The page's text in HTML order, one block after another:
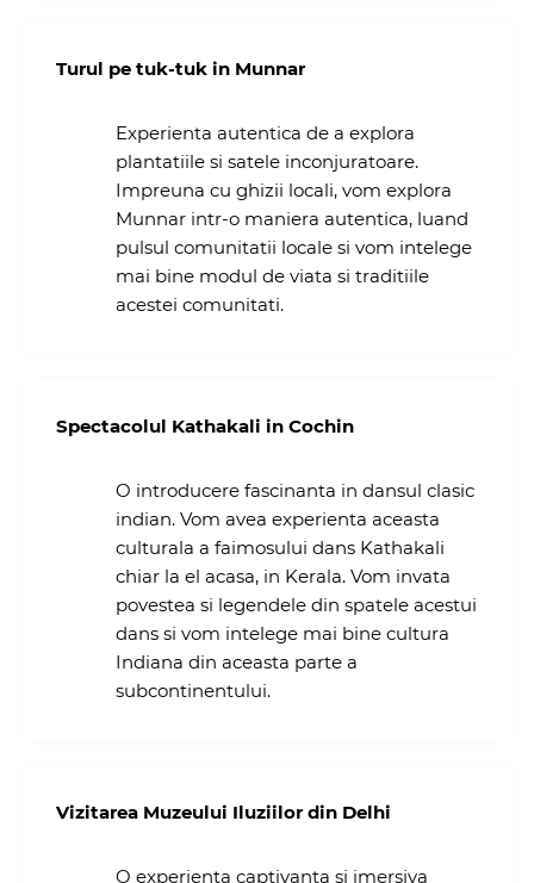
Turul pe tuk-tuk in Munnar
Experienta autentica de a explora
plantatiile si satele inconjuratoare.
Impreuna cu ghizii locali, vom explora
Munnar intr-o maniera autentica, luand
pulsul comunitatii locale si vom intelege
mai bine modul de viata si traditiile
acestei comunitati.
Spectacolul Kathakali in Cochin
O introducere fascinanta in dansul clasic
indian. Vom avea experienta aceasta
culturala a faimosului dans Kathakali
chiar la el acasa, in Kerala. Vom invata
povestea si legendele din spatele acestui
dans si vom intelege mai bine cultura
Indiana din aceasta parte a
subcontinentului.
Vizitarea Muzeului Iluziilor din Delhi
O experienta captivanta si imersiva